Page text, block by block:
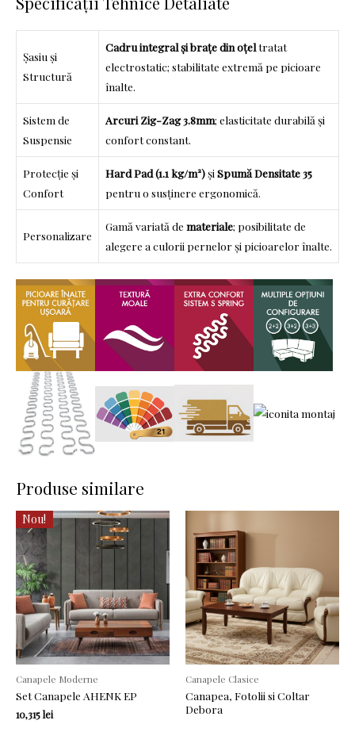
Șasiu și
Structură
Cadru integral și brațe din oțeltratat
electrostatic; stabilitate extremă pe picioare
înalte.
Sistem de
Suspensie
Arcuri Zig-Zag 3.8mm; elasticitate durabilă și
confort constant.
Protecție și
Confort
Hard Pad (1.1 kg/m²)și Spumă Densitate 35
pentru o susținere ergonomică.
Personalizare
Gamă variată de materiale; posibilitate de
alegere a culorii pernelor și picioarelor înalte.
Produse similare
Nou!
Canapele Moderne
Set Canapele AHENK EP
10,315lei
Canapele Clasice
Canapea, Fotolii si Coltar
Debora